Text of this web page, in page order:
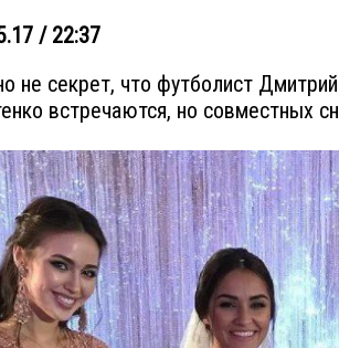
/ 22:37
не секрет, что футболист
встречаются, но совместных